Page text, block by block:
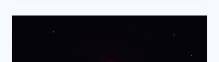
–
DIMENSIONEN